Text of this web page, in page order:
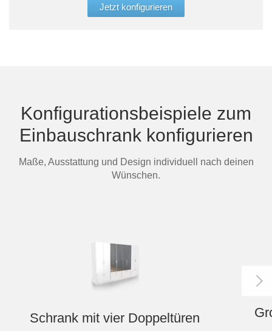
Jetzt konfigurieren
Konfigurationsbeispiele zum
Einbauschrank konfigurieren
Maße, Ausstattung und Design individuell nach deinen
Wünschen.
Schrank mit vier Doppeltüren